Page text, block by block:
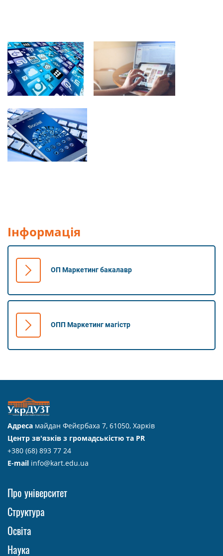
Інформація
ОП Маркетинг бакалавр
ОПП Маркетинг магістр
Адреса майдан Фейєрбаха 7, 61050, Харків
Центр зв'язків з громадськістю та PR
+380 (68) 893 77 24
E-mail info@kart.edu.ua
Про університет
Структура
Освіта
Наука